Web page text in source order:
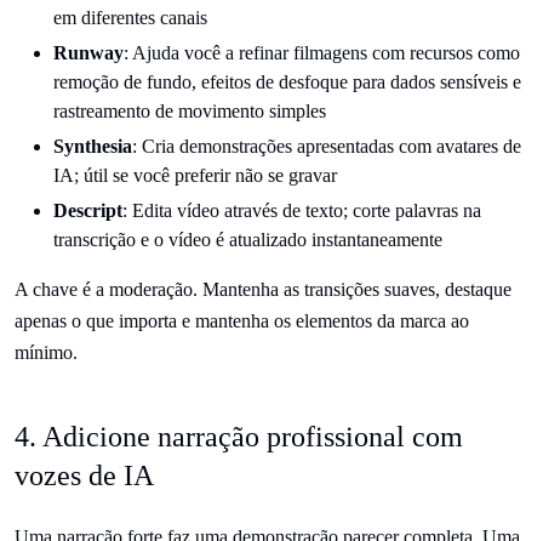
em diferentes canais
Runway: Ajuda você a refinar filmagens com recursos como
remoção de fundo, efeitos de desfoque para dados sensíveis e
rastreamento de movimento simples
Synthesia: Cria demonstrações apresentadas com avatares de
IA; útil se você preferir não se gravar
Descript: Edita vídeo através de texto; corte palavras na
transcrição e o vídeo é atualizado instantaneamente
A chave é a moderação. Mantenha as transições suaves, destaque
apenas o que importa e mantenha os elementos da marca ao
mínimo.
4. Adicione narração profissional com
vozes de IA
Uma narração forte faz uma demonstração parecer completa. Uma